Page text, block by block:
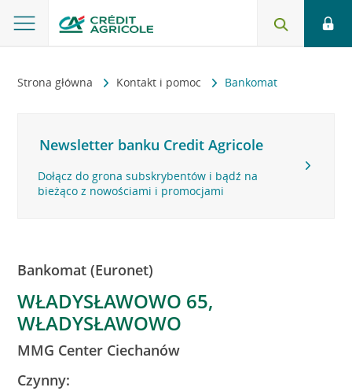
Strona główna Kontakt i pomoc Bankomat
Newsletter banku Credit Agricole
Dołącz do grona subskrybentów i bądź na
bieżąco z nowościami i promocjami
Bankomat (Euronet)
WŁADYSŁAWOWO 65,
WŁADYSŁAWOWO
MMG Center Ciechanów
Czynny: